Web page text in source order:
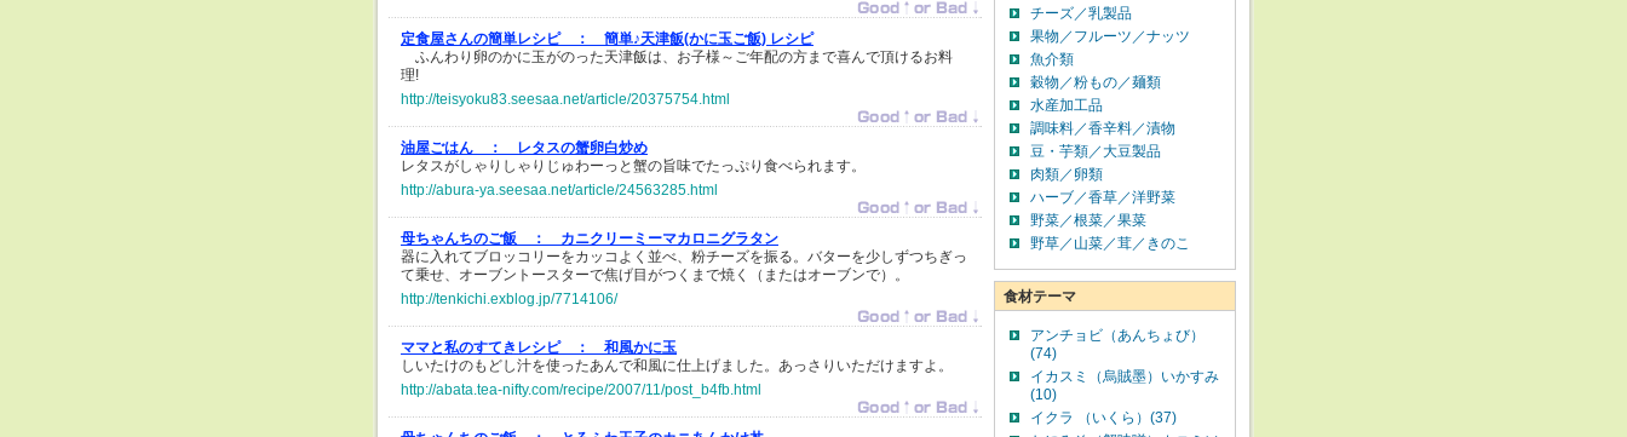
定食屋さんの簡単レシピ ：
簡単♪天津飯(かに玉ご飯) レシピ
ふんわり卵のかに玉がのった天津飯は、お子様～ご年配の方まで喜んで頂けるお料
理!
http://teisyoku83.seesaa.net/article/20375754.html
油屋ごはん ：
レタスの蟹卵白炒め
レタスがしゃりしゃりじゅわーっと蟹の旨味でたっぷり食べられます。
http://abura-ya.seesaa.net/article/24563285.html
母ちゃんちのご飯 ：
カニクリーミーマカロニグラタン
器に入れてブロッコリーをカッコよく並べ、粉チーズを振る。バターを少しずつちぎっ
て乗せ、オーブントースターで焦げ目がつくまで焼く（またはオーブンで）。
http://tenkichi.exblog.jp/7714106/
ママと私のすてきレシピ ：
和風かに玉
しいたけのもどし汁を使ったあんで和風に仕上げました。あっさりいただけますよ。
http://abata.tea-nifty.com/recipe/2007/11/post_b4fb.html
チーズ／乳製品
果物／フルーツ／ナッツ
魚介類
穀物／粉もの／麺類
水産加工品
調味料／香辛料／漬物
豆・芋類／大豆製品
肉類／卵類
ハーブ／香草／洋野菜
野菜／根菜／果菜
野草／山菜／茸／きのこ
食材テーマ
アンチョビ（あんちょび）
(74)
イカスミ（烏賊墨）いかすみ
(10)
イクラ （いくら）(37)